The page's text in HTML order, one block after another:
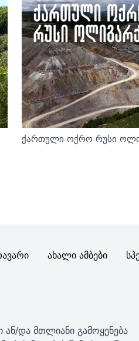
ქართული ოქრო რუსი
Ახალი Ამბები
და მთლიანი გამოყენება